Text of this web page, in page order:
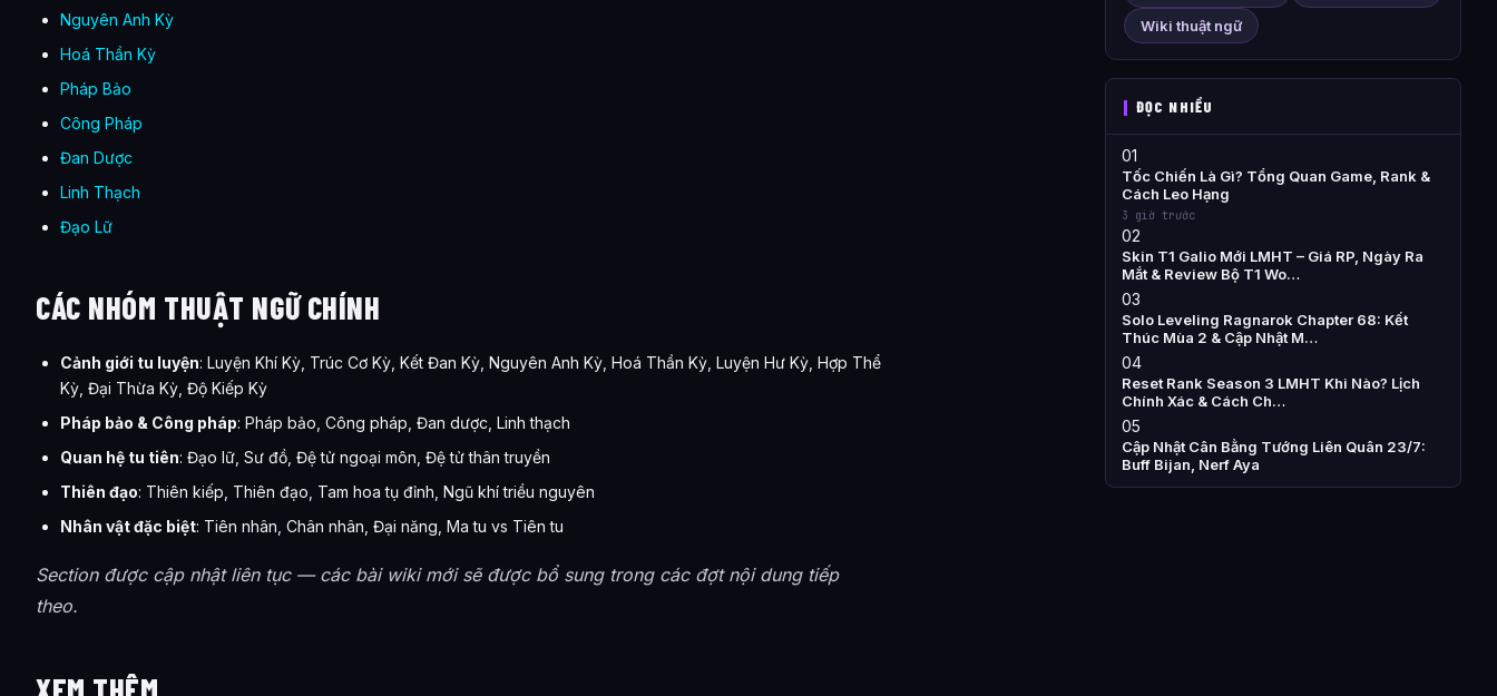
Nguyên Anh Kỳ
Hoá Thần Kỳ
Pháp Bảo
Công Pháp
Đan Dược
Linh Thạch
Đạo Lữ
CÁC NHÓM THUẬT NGỮ CHÍNH
Cảnh giới tu luyện: Luyện Khí Kỳ, Trúc Cơ Kỳ, Kết Đan Kỳ, Nguyên Anh Kỳ, Hoá Thần Kỳ, Luyện Hư Kỳ, Hợp Thể
Kỳ, Đại Thừa Kỳ, Độ Kiếp Kỳ
Pháp bảo & Công pháp: Pháp bảo, Công pháp, Đan dược, Linh thạch
Quan hệ tu tiên: Đạo lữ, Sư đồ, Đệ tử ngoại môn, Đệ tử thân truyền
Thiên đạo: Thiên kiếp, Thiên đạo, Tam hoa tụ đỉnh, Ngũ khí triều nguyên
Nhân vật đặc biệt: Tiên nhân, Chân nhân, Đại năng, Ma tu vs Tiên tu
Section được cập nhật liên tục — các bài wiki mới sẽ được bổ sung trong các đợt nội dung tiếp
theo.
Wiki thuật ngữ
ĐỌC NHIỀU
01
Tốc Chiến Là Gì? Tổng Quan Game, Rank &
Cách Leo Hạng
3 giờ trước
02
Skin T1 Galio Mới LMHT – Giá RP, Ngày Ra
Mắt & Review Bộ T1 Wo…
03
Solo Leveling Ragnarok Chapter 68: Kết
Thúc Mùa 2 & Cập Nhật M…
04
Reset Rank Season 3 LMHT Khi Nào? Lịch
Chính Xác & Cách Ch…
05
Cập Nhật Cân Bằng Tướng Liên Quân 23/7:
Buff Bijan, Nerf Aya